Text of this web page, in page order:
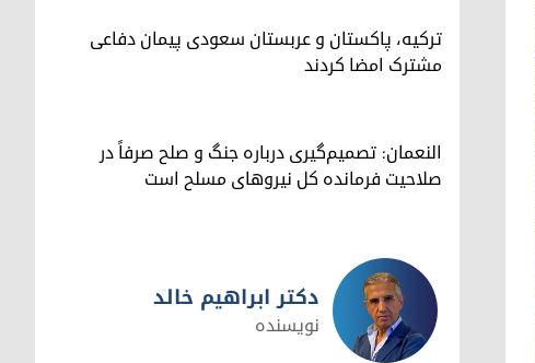
ترکیه، پاکستان و عربستان سعودی پیمان دفاعی
مشترک امضا کردند
النعمان: تصمیم‌گیری درباره جنگ و صلح صرفاً در
صلاحیت فرمانده کل نیروهای مسلح است
دکتر ابراهیم خالد
نویسنده